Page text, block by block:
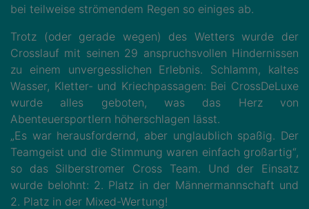
bei teilweise strömendem Regen so einiges ab.
Trotz (oder gerade wegen) des Wetters wurde der
Crosslauf mit seinen 29 anspruchsvollen Hindernissen
zu einem unvergesslichen Erlebnis. Schlamm, kaltes
Wasser, Kletter- und Kriechpassagen: Bei CrossDeLuxe
wurde alles geboten, was das Herz von
Abenteuersportlern höherschlagen lässt.
„Es war herausfordernd, aber unglaublich spaßig. Der
Teamgeist und die Stimmung waren einfach großartig“,
so das Silberstromer Cross Team. Und der Einsatz
wurde belohnt: 2. Platz in der Männermannschaft und
2. Platz in der Mixed-Wertung!